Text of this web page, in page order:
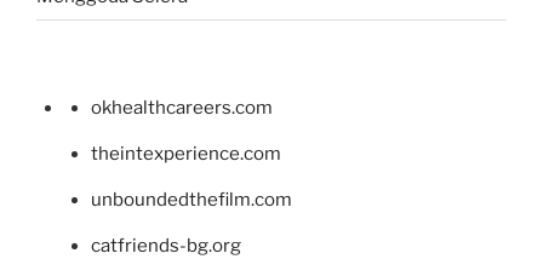
okhealthcareers.com
theintexperience.com
unboundedthefilm.com
catfriends-bg.org